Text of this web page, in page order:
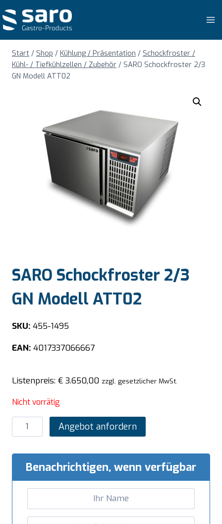
Inhalt
springen
Start / Shop / Kühlung / Präsentation / Schockfroster /
Kühl- / Tiefkühlzellen / Zubehör / SARO Schockfroster 2/3
GN Modell ATT02
SARO Schockfroster 2/3
GN Modell ATT02
SKU: 455-1495
EAN: 4017337066667
Listenpreis: € 3.650,00 zzgl. gesetzlicher MwSt.
Nicht vorrätig
SARO
Schockfroster
ATT02
Angebot anfordern
Benachrichtigen, wenn verfügbar